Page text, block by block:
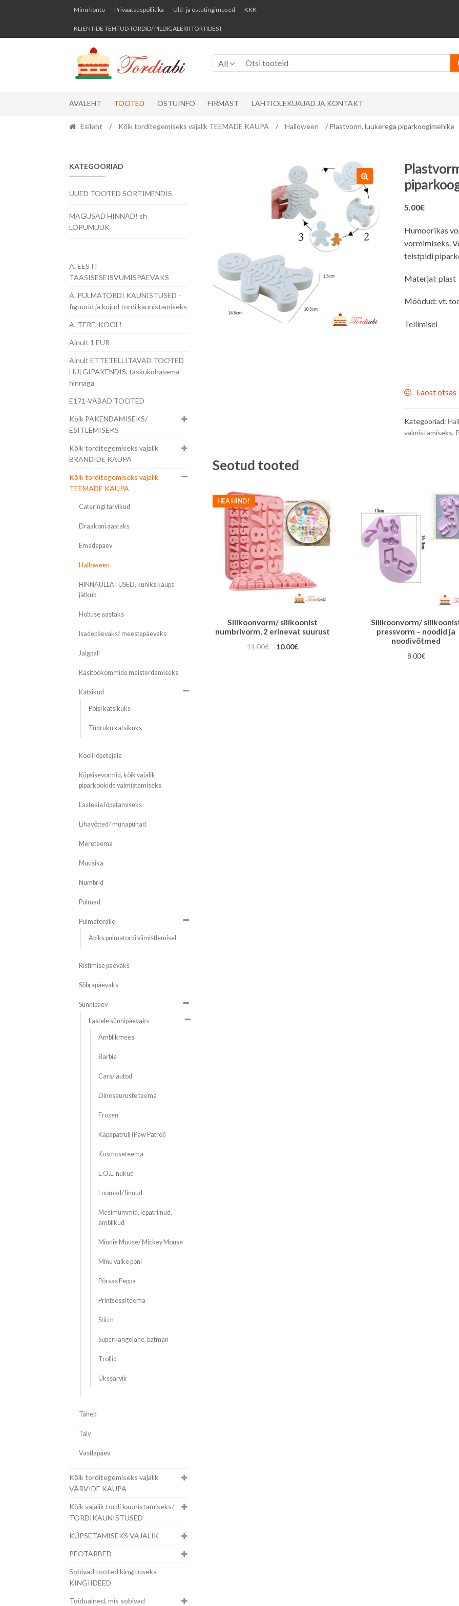
Skip
navigation
Skip
content
Minu konto Privaatsuspoliitika Üld- ja ostutingimused KKK
KLIENTIDE TEHTUD TORDID/ PILDIGALERII TORTIDEST
All
AVALEHT TOOTED OSTUINFO FIRMAST LAHTIOLEKUAJAD JA KONTAKT
Esileht / Kõik torditegemiseks vajalik TEEMADE KAUPA / Halloween / Plastvorm, luukerega piparkoogimehike
5.00€
Humoorikas
vormimiseks.
teistpidi
Materjal: plast
Mõõdud: vt.
Tellimisel
Laost otsas
Kategooriad:
valmistamiseks,
Seotud tooted
Silikoonvorm/ silikoonist
numbrivorm, 2 erinevat suurust
HEA HIND!
11.00€
Algne
10.00€Praegune
Silikoonvorm/
pressvorm – noodid ja
noodivõtmed
8.00€
KATEGOORIAD
UUED TOOTED SORTIMENDIS
MAGUSAD HINNAD! sh
LÕPUMÜÜK
A. EESTI
TAASISESEISVUMISPÄEVAKS
A. PULMATORDI KAUNISTUSED -
figuurid ja kujud tordi kaunistamiseks
A. TERE, KOOL!
Ainult 1 EUR
Ainult ETTETELLITAVAD TOOTED
HULGIPAKENDIS, taskukohasema
hinnaga
E171-VABAD TOOTED
Kõik PAKENDAMISEKS/
ESITLEMISEKS
Kõik torditegemiseks vajalik
BRÄNDIDE KAUPA
Kõik torditegemiseks vajalik
TEEMADE KAUPA
Cateringi tarvikud
Draakoni aastaks
Emadepäev
Halloween
HINNAÜLLATUSED, kuniks kaupa
jätkub
Hobuse aastaks
Isadepäevaks/ meestepäevaks
Jalgpall
Käsitöökommide meisterdamiseks
Katsikud
Poisi katsikuks
Tüdruku katsikuks
Kooli lõpetajale
Küpsisevormid, kõik vajalik
piparkookide valmistamiseks
Lasteaia lõpetamiseks
Lihavõtted/ munapühad
Mereteema
Muusika
Numbrid
Pulmad
Pulmatordile
Abiks pulmatordi viimistlemisel
Ristimise päevaks
Sõbrapäevaks
Sünnipäev
Lastele sünnipäevaks
Ämblikmees
Barbie
Cars/ autod
Dinosauruste teema
Frozen
Käpapatrull (Paw Patrol)
Kosmoseteema
L.O.L. nukud
Loomad/ linnud
Mesimummid, lepatriinud,
ämblikud
Minnie Mouse/ Mickey Mouse
Minu väike poni
Põrsas Peppa
Printsessi teema
Stitch
Superkangelane, batman
Trollid
Ükssarvik
Tähed
Talv
Vastlapäev
Kõik torditegemiseks vajalik
VÄRVIDE KAUPA
Kõik vajalik tordi kaunistamiseks/
TORDIKAUNISTUSED
KÜPSETAMISEKS VAJALIK
PEOTARBED
Sobivad tooted kingituseks -
KINGIIDEED
Toiduained, mis sobivad